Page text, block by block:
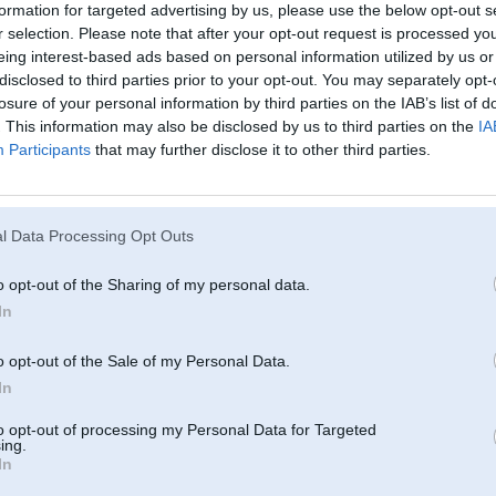
for targeted advertising by us, please use the below opt-out
selection. Please note that after your opt-out request is processed
interest-based ads based on personal information utilized by us
to third parties prior to your opt-out. You may separately
of your personal information by third parties on the IAB’s list of
This information may also be disclosed by us to third parties on the
Participants that may further disclose it to other third parties.
Data Processing Opt Outs
opt-out of the Sharing of my personal data.
opt-out of the Sale of my Personal Data.
opt-out of processing my Personal Data for Targeted
11. Dec 2018, 11:37
BMW rūpnīcas kasjaks ar to PLUSA vadu... zvani dīlerim, nosauc VIN un
nosacījuma ka iepriekš vads jau nav mainīts.. Ja ir mainīts tad pateiks tev ka
11. Dec 2018, 12:23